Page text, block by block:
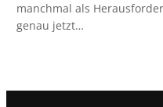
manchmal als
genau jetzt…